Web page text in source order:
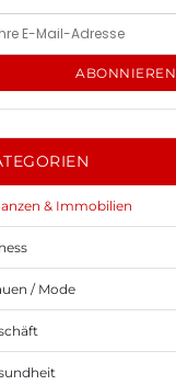
ABONNIEREN
& Immobilien
/ Mode